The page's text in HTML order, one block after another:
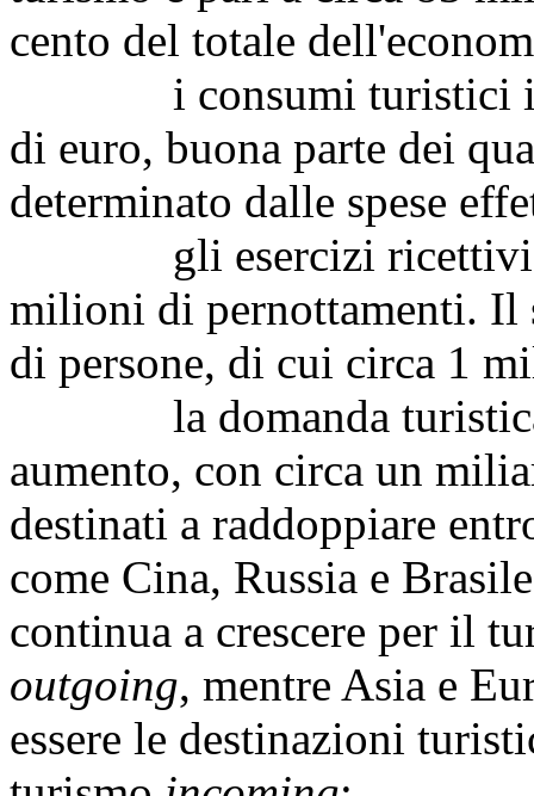
cento del totale
i consumi turistici
di euro, buona parte dei
determinato dalle spese
gli esercizi ricettivi
milioni di pernottamenti. Il
di persone, di cui circa 1
la domanda turistica
aumento, con circa un
destinati a raddoppiare
come Cina, Russia e
continua a crescere per il
outgoing, mentre Asia e
essere le destinazioni